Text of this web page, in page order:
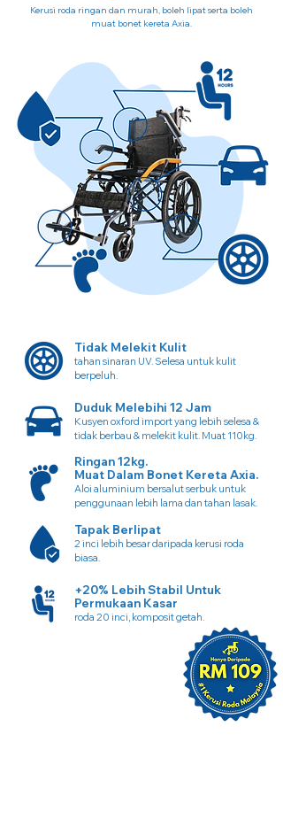
Kerusi roda ringan dan murah, boleh lipat serta boleh
muat bonet kereta Axia.
Tidak Melekit Kulit
tahan sinaran UV. Selesa untuk kulit
berpeluh.
Duduk Melebihi 12 Jam
Kusyen oxford import yang lebih selesa &
tidak berbau & melekit kulit. Muat 110kg.
Ringan 12kg.
Muat Dalam Bonet Kereta Axia.
Aloi aluminium bersalut serbuk untuk
penggunaan lebih lama dan tahan lasak.
Tapak Berlipat
2 inci lebih besar daripada kerusi roda
biasa.
+20% Lebih Stabil Untuk
Permukaan Kasar
roda 20 inci, komposit getah.